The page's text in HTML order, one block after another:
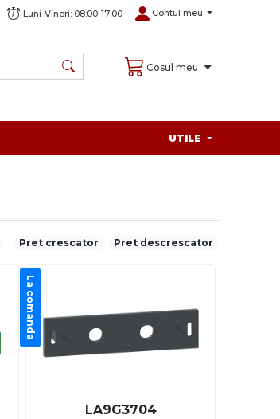
Luni-Vineri: 08:00-17:00 Contul meu
Cosul meu
UTILE
Pret crescator Pret descrescator
La comanda
LA9G3704